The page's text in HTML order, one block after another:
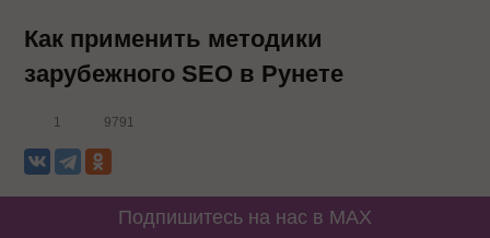
Как применить методики
зарубежного SEO в Рунете
1 9791
Подпишитесь на нас в MAX